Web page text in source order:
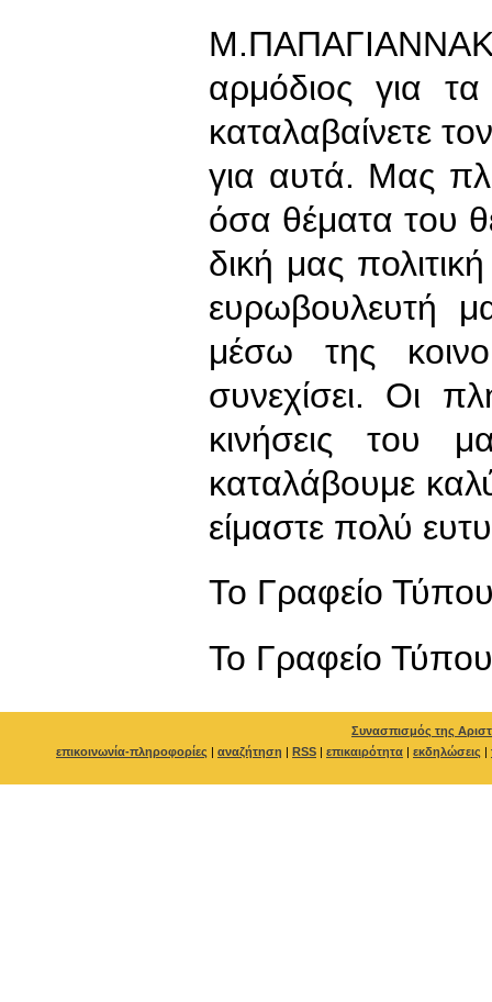
αρμόδιος για
καταλαβαίνετε
για αυτά. Μας
όσα θέματα του
δική μας
ευρωβουλευτή
μέσω της
συνεχίσει. Οι
κινήσεις του
καταλάβουμε
είμαστε πολύ
Το Γραφείο
To Γραφείο Τύπου
Συνασπισμός της
επικοινωνία-πληροφορίες | αναζήτηση | RSS | επικαιρότητα | εκδηλώσεις |